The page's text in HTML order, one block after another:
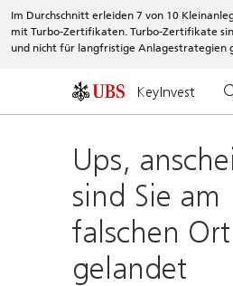
Im Durchschnitt erleiden 7 von 10
mit Turbo-Zertifikaten. Turbo-Zertifikate
und nicht für langfristige Anlagestrategien
KeyInvest
Ups,
sind Sie am
falschen Ort
gelandet